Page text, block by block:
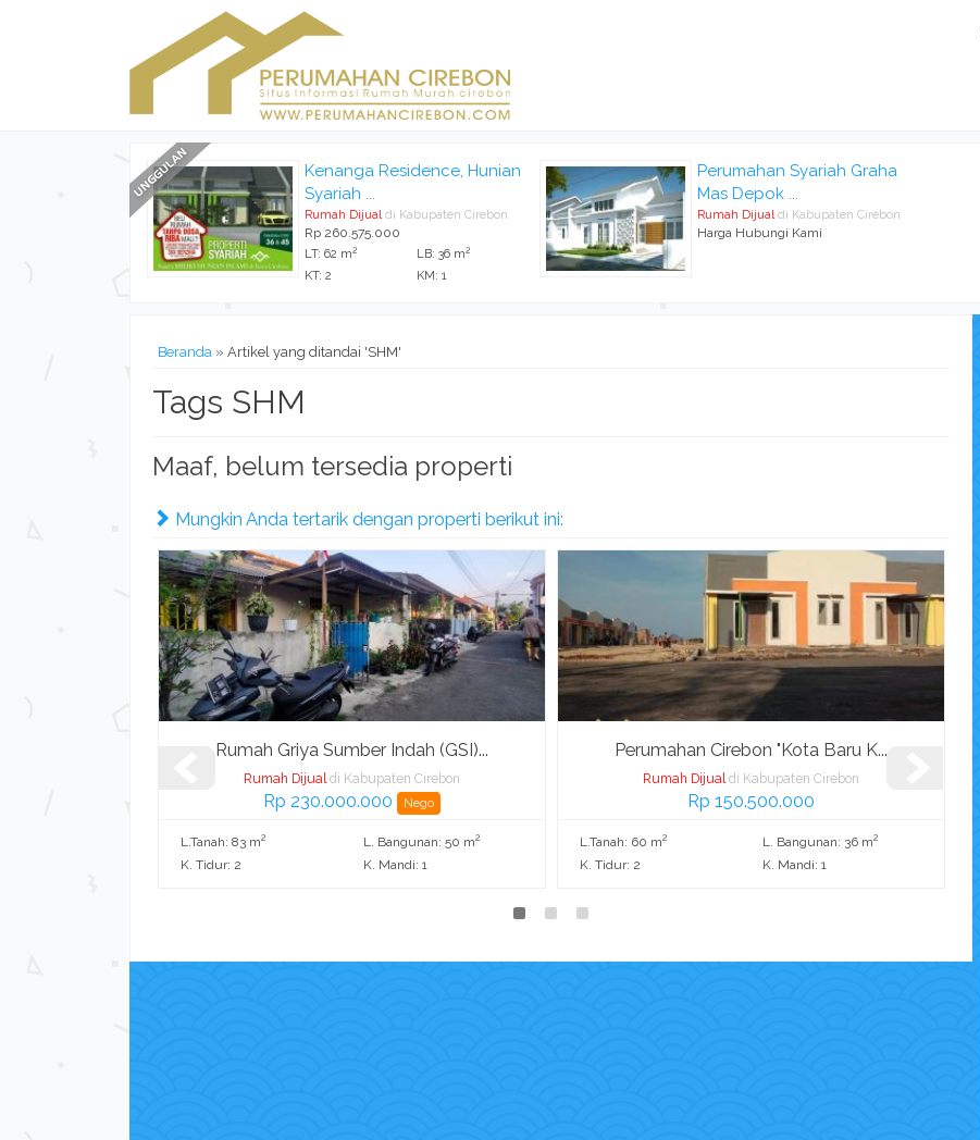
Kenanga Residence, Hunian
Syariah ...
Rumah Dijual di Kabupaten Cirebon
Rp 260.575.000
LT: 62 m2 LB: 36 m2
KT: 2 KM: 1
Perumahan Syariah Graha
Mas Depok ...
Rumah Dijual di Kabupaten Cirebon
Harga Hubungi Kami
Beranda » Artikel yang ditandai 'SHM'
Tags SHM
Maaf, belum tersedia properti
Mungkin Anda tertarik dengan properti berikut ini:
Rumah Griya Sumber Indah (GSI)...
Rumah Dijual di Kabupaten Cirebon
Rp 230.000.000 Nego
L.Tanah: 83 m2 L. Bangunan: 50 m2
K. Tidur: 2 K. Mandi: 1
Perumahan Cirebon "Kota Baru K...
Rumah Dijual di Kabupaten Cirebon
Rp 150.500.000
L.Tanah: 60 m2 L. Bangunan: 36 m2
K. Tidur: 2 K. Mandi: 1